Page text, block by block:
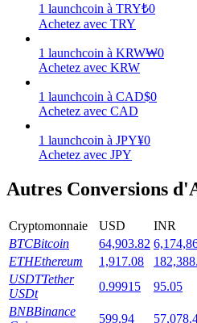
Jalonnement
Des rendements élevés et un
Launchpool
Staking flexible pour gagner
1 launchcoin à TRY₺0
Achetez avec TRY
1 launchcoin à KRW₩0
Achetez avec KRW
1 launchcoin à CAD$0
Achetez avec CAD
1 launchcoin à JPY¥0
Achetez avec JPY
Autres Conversions
Cryptomonnaie USD INR
BTCBitcoin 64,903.82
ETHEthereum 1,917.08
USDTTether
USDt
0.99915 95.05
BNBBinance
599.94